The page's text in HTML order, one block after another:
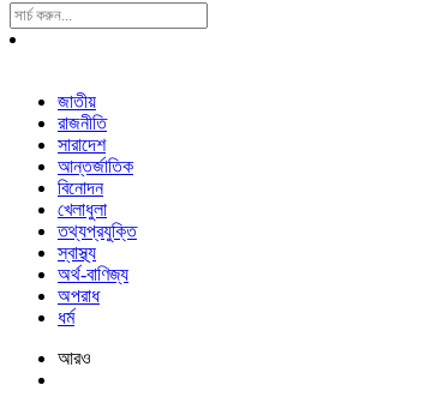
Search
For:
জাতীয়
রাজনীতি
সারাদেশ
আন্তর্জাতিক
বিনোদন
খেলাধুলা
তথ্যপ্রযুক্তি
স্বাস্থ্য
অর্থ-বাণিজ্য
অপরাধ
ধর্ম
আরও